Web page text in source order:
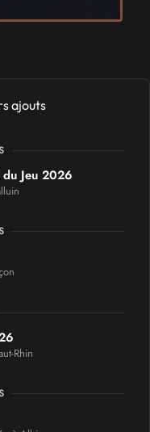
ajouts
du Jeu 2026
Rhin